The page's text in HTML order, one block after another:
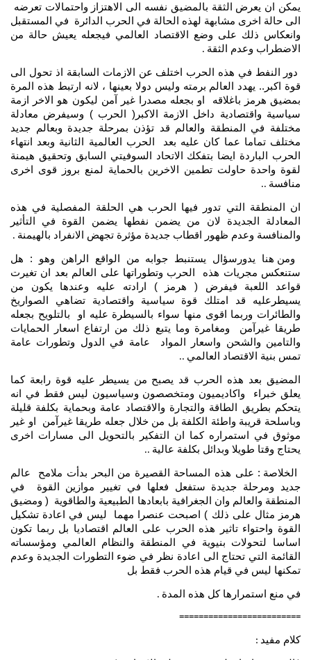
يمكن ان يعرض الثقة بالمضيق نفسه الى الاهتزاز واحتمالات تعرضه
الى حالة اخرى مشابهة لهذه الحالة في الحرب الدائرة في المستقبل
وانعكاس ذلك على وضع الاقتصاد العالمي فيجعله يعيش حالة من
الاضطراب وعدم الثقة .
دور النفط في هذه الحرب اختلف عن الازمات السابقة اذ تحول الى
قوة اكبر.. يهدد العالم برمته وليس دولا بعينها ، لانه ارتبط هذه المرة
بمضيق هرمز باغلاقه او بجعله مصدرا غير آمن ليكون هو الاخر ازمة
سياسية واقتصادية داخل الازمة الاكبر( الحرب ) وسيفرض معادلة
مختلفة في المنطقة والعالم قد تؤذن بمرحلة جديدة وبعالم جديد
مختلف تماما عما كان عليه بعد الحرب العالمية الثانية وبعد انتهاء
الحرب الباردة ايضا بتفكك الاتحاد السوفيتي السابق وتحقيق هيمنة
لقوة واحدة حاولت تطمين الاخرين بالحماية لمنع بروز قوى اخرى
منافسة ..
ان المنطقة التي تدور فيها الحرب هي الحلقة المفصلية في هذه
المعادلة الجديدة لان من يضمن نفطها يضمن القوة في التأثير
والمنافسة وعدم ظهور اقطاب جديدة مؤثرة تجهض الانفراد بالهيمنة .
ومن هنا يدورسؤال يستنبط جوابه من الواقع الراهن وهو : هل
ستنعكس مجريات هذه الحرب وتطوراتها على العالم بعد ان تغيرت
قواعد اللعبة فيفرض ( هرمز ) ارادته عليه وعندها يكون من
يسيطرعليه قد امتلك قوة سياسية واقتصادية تضاهي الصواريخ
والطائرات وربما اقوى منها سواء بالسيطرة عليه او بالتلويح بجعله
طريقا غيرآمن ومغامرة وما يتبع ذلك من ارتفاع اسعار الحمايات
والتامين والشحن واسعار المواد عامة في الدول وتطورات عامة
تمس بنية الاقتصاد العالمي ..
المضيق بعد هذه الحرب قد يصبح من يسيطر عليه قوة رابعة كما
يعلق خبراء واكاديميون ومتخصصون وسياسيون ليس فقط في انه
يتحكم بطريق الطاقة والتجارة والاقتصاد عامة وبحماية بكلفة قليلة
وباسلحة قريبة واطئة الكلفة بل من خلال جعله طريقا غيرآمن او غير
موثوق في استمراره كما ان التفكير بالتحويل الى مسارات اخرى
يحتاج وقتا طويلا وبدائل بكلفة عالية ..
الخلاصة : على هذه المساحة القصيرة من البحر بدأت ملامح عالم
جديد ومرحلة جديدة ستفعل فعلها في تغيير موازين القوة في
المنطقة والعالم وان الجغرافية بابعادها الطبيعية والطاقوية ( ومضيق
هرمز مثال على ذلك ) اصبحت عنصرا مهما ليس في اعادة تشكيل
القوة واحتواء تاثير هذه الحرب على العالم اقتصاديا بل ربما تكون
اساسا لتحولات بنيوية في المنطقة والنظام العالمي ومؤسساته
القائمة التي تحتاج الى اعادة نظر في ضوء التطورات الجديدة وعدم
تمكنها ليس في قيام هذه الحرب فقط بل
في منع استمرارها كل هذه المدة .
=========================
كلام مفيد :